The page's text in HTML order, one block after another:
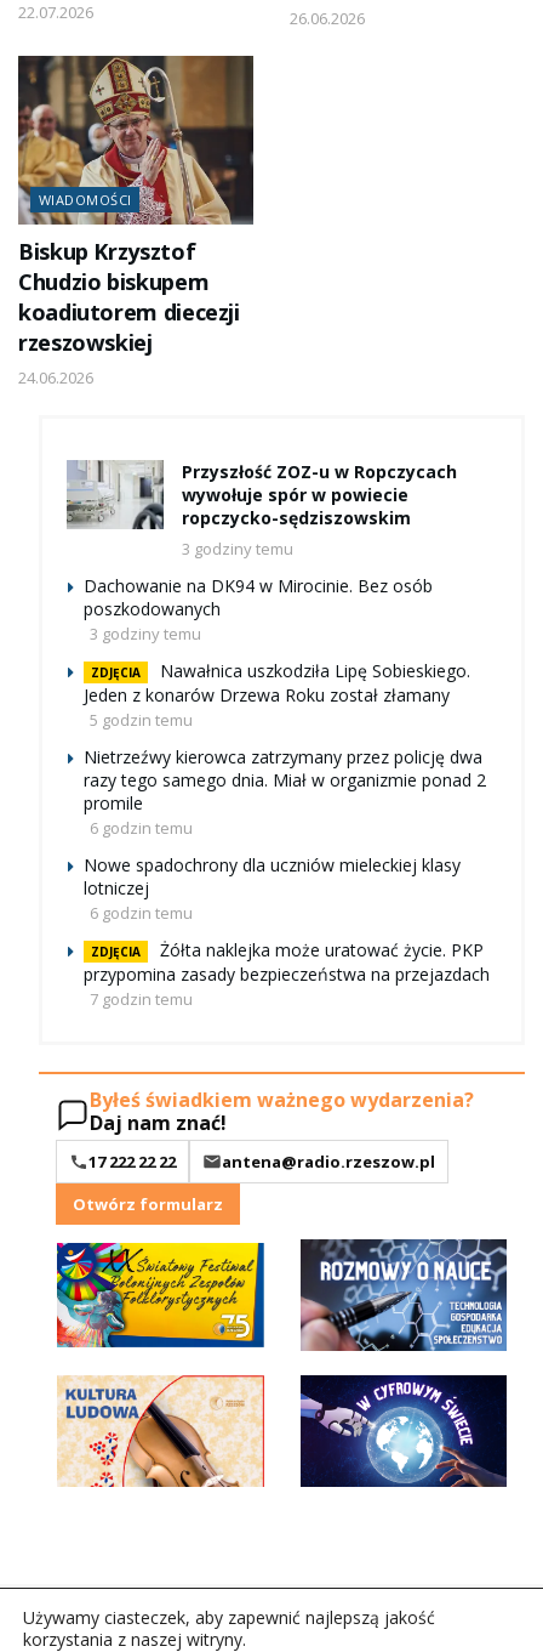
22.07.2026 26.06.2026
WIADOMOŚCI
Biskup Krzysztof
Chudzio biskupem
koadiutorem diecezji
rzeszowskiej
24.06.2026
Przyszłość ZOZ-u w Ropczycach
wywołuje spór w powiecie
ropczycko-sędziszowskim
3 godziny temu
Dachowanie na DK94 w Mirocinie. Bez osób
poszkodowanych
3 godziny temu
ZDJĘCIA
Nawałnica uszkodziła Lipę Sobieskiego.
Jeden z konarów Drzewa Roku został złamany
5 godzin temu
Nietrzeźwy kierowca zatrzymany przez policję dwa
razy tego samego dnia. Miał w organizmie ponad 2
promile
6 godzin temu
Nowe spadochrony dla uczniów mieleckiej klasy
lotniczej
6 godzin temu
ZDJĘCIA
Żółta naklejka może uratować życie. PKP
przypomina zasady bezpieczeństwa na przejazdach
7 godzin temu
Byłeś świadkiem ważnego wydarzenia?
Daj nam znać!
17 222 22 22
antena@radio.rzeszow.pl
Otwórz formularz
Używamy ciasteczek, aby zapewnić najlepszą jakość
korzystania z naszej witryny.